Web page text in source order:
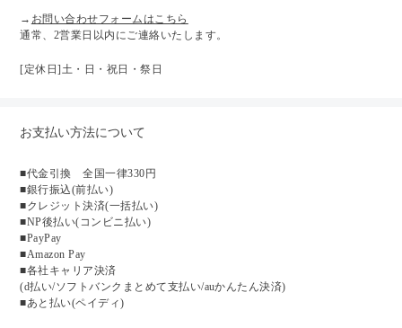
→ お問い合わせフォームはこちら
通常、2営業日以内にご連絡いたします。
[定休日]土・日・祝日・祭日
お支払い方法について
■代金引換 全国一律330円
■銀行振込(前払い)
■クレジット決済(一括払い)
■NP後払い(コンビニ払い)
■PayPay
■Amazon Pay
■各社キャリア決済
(d払い/ソフトバンクまとめて支払い/auかんたん決済)
■あと払い(ペイディ)